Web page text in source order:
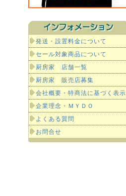
発送・設置料金について
セール対象商品について
厨房家 店舗一覧
厨房家 販売店募集
会社概要・特商法に基づく表示
企業理念・ＭＹＤＯ
よくある質問
お問合せ